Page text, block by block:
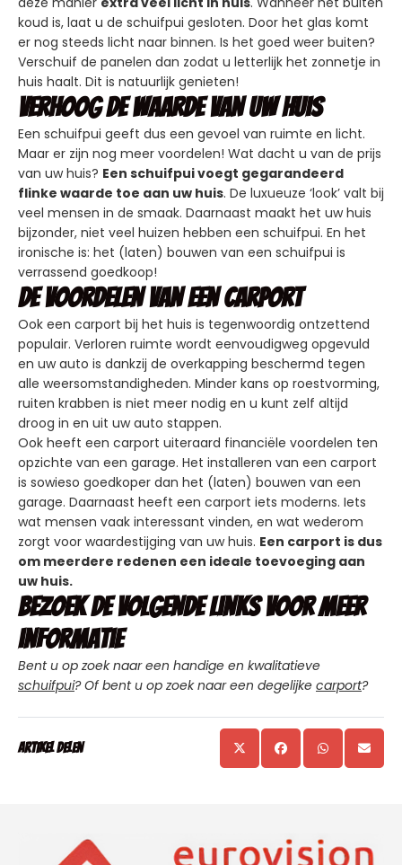
koud is, laat u de schuifpui gesloten. Door het glas komt
er nog steeds licht naar binnen. Is het goed weer buiten?
Verschuif de panelen dan zodat u letterlijk het zonnetje in
huis haalt. Dit is natuurlijk genieten!
Verhoog de waarde van uw huis
Een schuifpui geeft dus een gevoel van ruimte en licht.
Maar er zijn nog meer voordelen! Wat dacht u van de prijs
van uw huis? Een schuifpui voegt gegarandeerd
flinke waarde toe aan uw huis. De luxueuze ‘look’ valt bij
veel mensen in de smaak. Daarnaast maakt het uw huis
bijzonder, niet veel huizen hebben een schuifpui. En het
ironische is: het (laten) bouwen van een schuifpui is
verrassend goedkoop!
De voordelen van een carport
Ook een carport bij het huis is tegenwoordig ontzettend
populair. Verloren ruimte wordt eenvoudigweg opgevuld
en uw auto is dankzij de overkapping beschermd tegen
alle weersomstandigheden. Minder kans op roestvorming,
ruiten krabben is niet meer nodig en u kunt zelf altijd
droog in en uit uw auto stappen.
Ook heeft een carport uiteraard financiële voordelen ten
opzichte van een garage. Het installeren van een carport
is sowieso goedkoper dan het (laten) bouwen van een
garage. Daarnaast heeft een carport iets moderns. Iets
wat mensen vaak interessant vinden, en wat wederom
zorgt voor waardestijging van uw huis. Een carport is dus
om meerdere redenen een ideale toevoeging aan
uw huis.
Bezoek de volgende links voor meer
informatie
Bent u op zoek naar een handige en kwalitatieve
schuifpui? Of bent u op zoek naar een degelijke carport?
Artikel delen